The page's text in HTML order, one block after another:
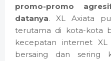
promo-promo
datanya. XL Axiata
terutama di kota-kota
kecepatan internet
bersaing dan sering